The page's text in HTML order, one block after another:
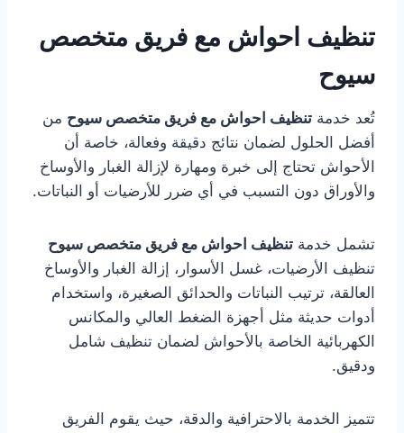
تنظيف احواش مع فريق متخصص
سيوح
تُعد خدمة تنظيف احواش مع فريق متخصص سيوح من
أفضل الحلول لضمان نتائج دقيقة وفعالة، خاصة أن
الأحواش تحتاج إلى خبرة ومهارة لإزالة الغبار والأوساخ
والأوراق دون التسبب في أي ضرر للأرضيات أو النباتات.
تشمل خدمة تنظيف احواش مع فريق متخصص سيوح
تنظيف الأرضيات، غسل الأسوار، إزالة الغبار والأوساخ
العالقة، ترتيب النباتات والحدائق الصغيرة، واستخدام
أدوات حديثة مثل أجهزة الضغط العالي والمكانس
الكهربائية الخاصة بالأحواش لضمان تنظيف شامل
ودقيق.
تتميز الخدمة بالاحترافية والدقة، حيث يقوم الفريق